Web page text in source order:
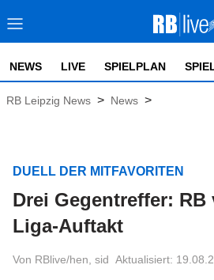
NEWS LIVE SPIELPLAN
RB Leipzig News > News >
DUELL DER MITFAVORITEN
Drei Gegentreffer: RB
Liga-Auftakt
Von RBlive/hen, sid Aktualisiert: